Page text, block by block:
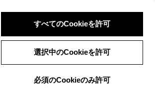
すべてのCookieを許可
選択中のCookieを許可
必須のCookieのみ許可
ログイン 検索 メニュー
メニュー